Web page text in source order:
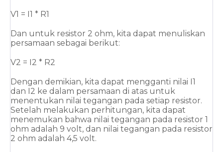
V1 = I1 * R1
Dan untuk resistor 2 ohm, kita dapat menuliskan
persamaan sebagai berikut:
V2 = I2 * R2
Dengan demikian, kita dapat mengganti nilai I1
dan I2 ke dalam persamaan di atas untuk
menentukan nilai tegangan pada setiap resistor.
Setelah melakukan perhitungan, kita dapat
menemukan bahwa nilai tegangan pada resistor 1
ohm adalah 9 volt, dan nilai tegangan pada resistor
2 ohm adalah 4,5 volt.